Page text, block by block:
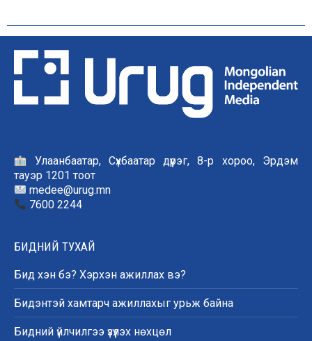
Улаанбаатар, Сүхбаатар дүүрэг, 8-р хороо, Эрдэм
тауэр 1201 тоот
medee@urug.mn
7600 2244
БИДНИЙ ТУХАЙ
Бид хэн бэ? Хэрхэн ажиллах вэ?
Бидэнтэй хамтарч ажиллахыг урьж байна
Бидний үйлчилгээ үзүүлэх нөхцөл